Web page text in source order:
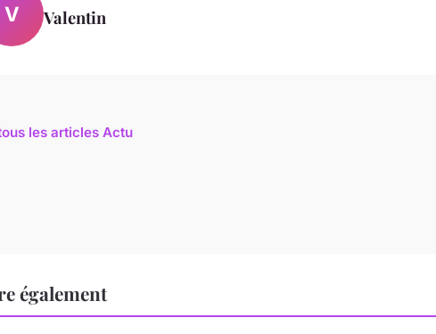
V Valentin
les articles Actu
également